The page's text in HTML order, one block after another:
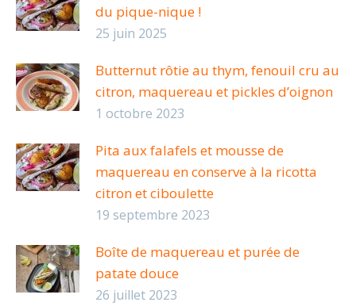
du pique-nique !
25 juin 2025
Butternut rôtie au thym, fenouil cru au
citron, maquereau et pickles d’oignon
1 octobre 2023
Pita aux falafels et mousse de
maquereau en conserve à la ricotta
citron et ciboulette
19 septembre 2023
Boîte de maquereau et purée de
patate douce
26 juillet 2023